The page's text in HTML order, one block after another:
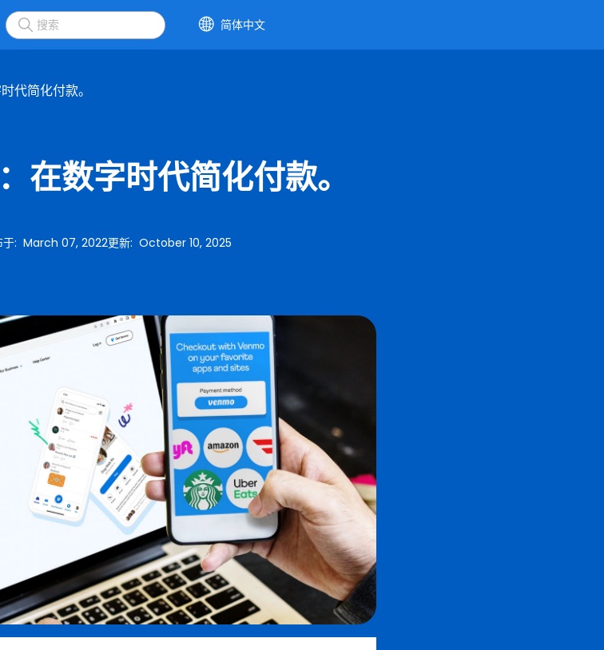
简体中文
代简化付款。
数字时代简化付款。
于: March 07, 2022更新: October 10, 2025